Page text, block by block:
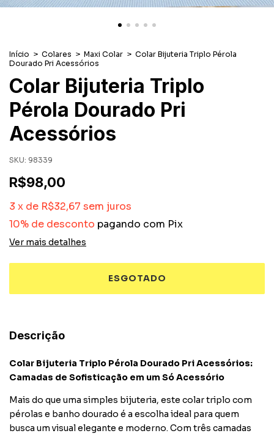
Início > Colares > Maxi Colar > Colar Bijuteria Triplo Pérola
Dourado Pri Acessórios
Colar Bijuteria Triplo
Pérola Dourado Pri
Acessórios
SKU: 98339
R$98,00
3 x de R$32,67 sem juros
10% de desconto pagando com Pix
Ver mais detalhes
Descrição
Colar Bijuteria Triplo Pérola Dourado Pri Acessórios:
Camadas de Sofisticação em um Só Acessório
Mais do que uma simples bijuteria, este colar triplo com
pérolas e banho dourado é a escolha ideal para quem
busca um visual elegante e moderno. Com três camadas